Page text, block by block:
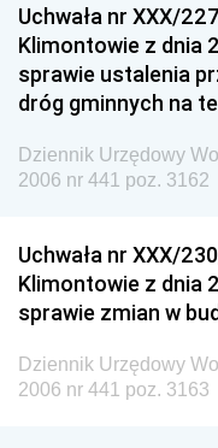
Uchwała nr XXX/
Klimontowie z dnia
sprawie ustalenia
dróg gminnych na
Dziennik Urzędowy
2006 nr 441 poz. 3162
Uchwała nr XXX/
Klimontowie z dnia
sprawie zmian w
Dziennik Urzędowy
2006 nr 441 poz. 3163